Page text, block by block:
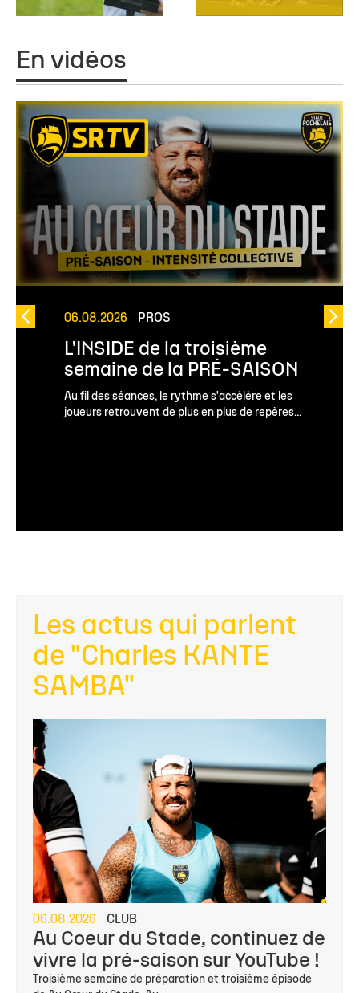
En vidéos
06.08.2026 PROS
L'INSIDE de la troisième
semaine de la PRÉ-SAISON
Au fil des séances, le rythme s'accélère et les
joueurs retrouvent de plus en plus de repères...
Les actus qui parlent
de "Charles KANTE
SAMBA"
06.08.2026 CLUB
Au Coeur du Stade, continuez de
vivre la pré-saison sur YouTube !
Troisième semaine de préparation et troisième épisode